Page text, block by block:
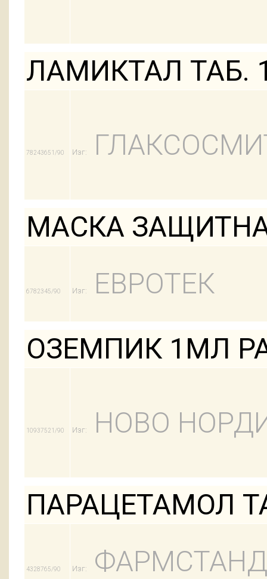
ЛАМИКТАЛ ТАБ.
78243651/90 Изг:
МАСКА
6782345/90 Изг:
ЕВРОТЕК
ОЗЕМПИК 1МЛ
10937521/90 Изг: НОВО
ПАРАЦЕТАМОЛ
4328765/90 Изг: